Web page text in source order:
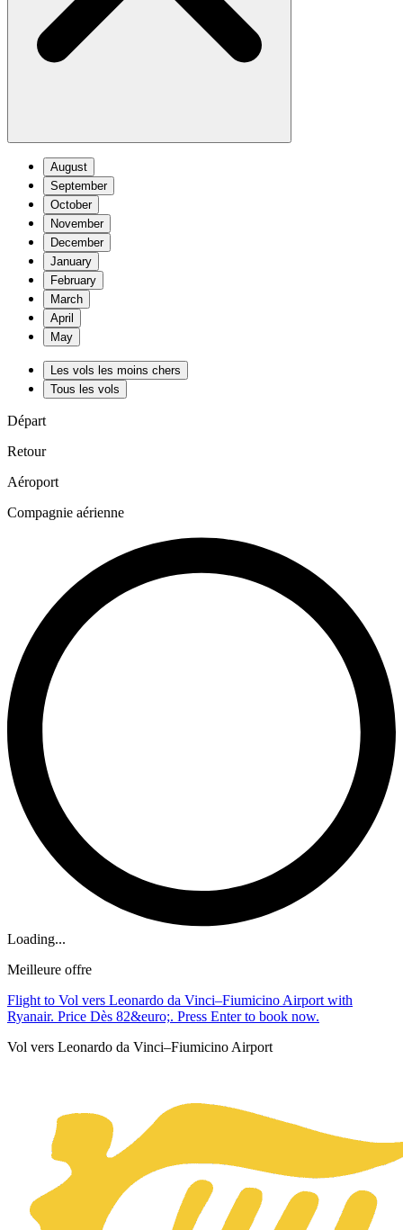
August
September
October
November
December
January
February
March
April
May
Les vols les moins chers
Tous les vols
Départ
Retour
Aéroport
Compagnie aérienne
Loading...
Meilleure offre
Flight to Vol vers Leonardo da Vinci–Fiumicino Airport with
Ryanair. Price Dès 82&euro;. Press Enter to book now.
Vol vers Leonardo da Vinci–Fiumicino Airport